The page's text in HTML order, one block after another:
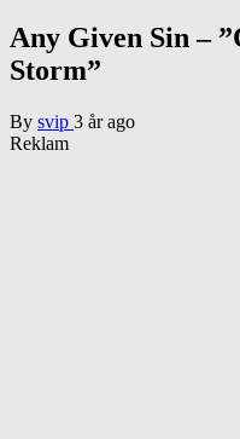
Any Given Sin –
Storm”
By svip 3 år ago
Reklam